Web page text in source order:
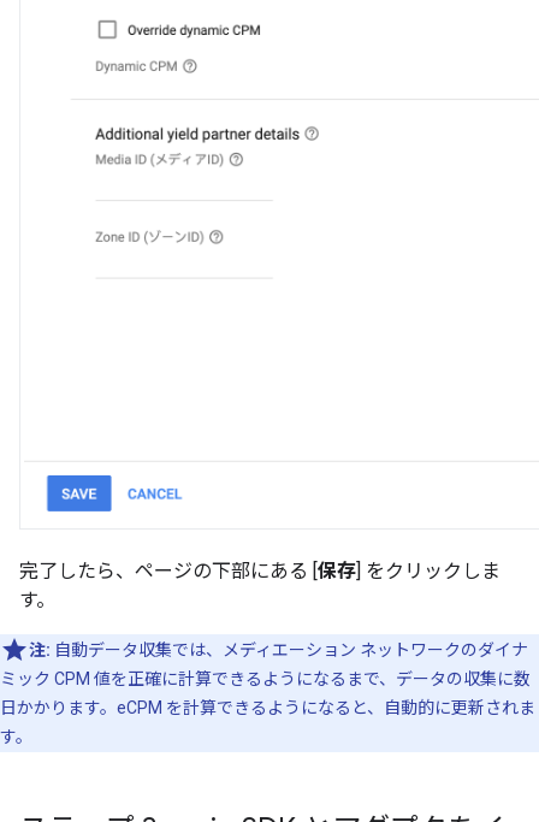
完了したら、ページの下部にある [保存] をクリックしま
す。
注: 自動データ収集では、メディエーション ネットワークのダイナ
ミック CPM 値を正確に計算できるようになるまで、データの収集に数
日かかります。eCPM を計算できるようになると、自動的に更新されま
す。